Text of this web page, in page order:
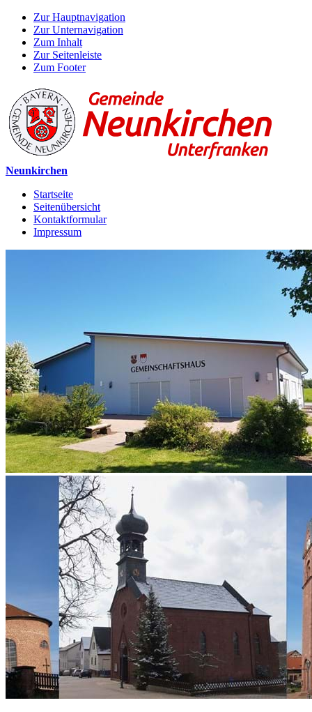
Zur Hauptnavigation
Zur Unternavigation
Zum Inhalt
Zur Seitenleiste
Zum Footer
Neunkirchen
Startseite
Seitenübersicht
Kontaktformular
Impressum